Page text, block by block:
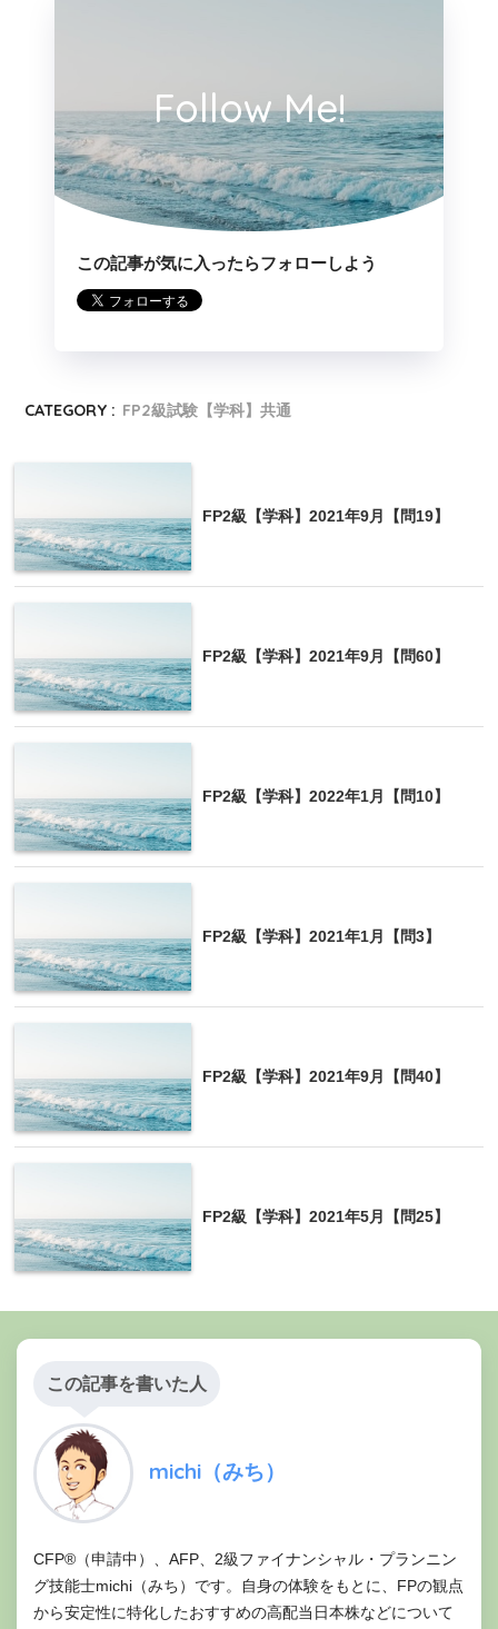
遺贈と死因贈与の違い
遺贈 遺贈者の単独行為
Follow Me!
この記事が気に入ったらフォローしよう
CATEGORY : FP2級試験【学科】共通
FP2級【学科】2021年9月【問19】
FP2級【学科】2021年9月【問60】
FP2級【学科】2022年1月【問10】
FP2級【学科】2021年1月【問3】
FP2級【学科】2021年9月【問40】
FP2級【学科】2021年5月【問25】
この記事を書いた人
michi（みち）
CFP®（申請中）、AFP、2級ファイナンシャル・プランニン
グ技能士michi（みち）です。自身の体験をもとに、FPの観点
から安定性に特化したおすすめの高配当日本株などについて